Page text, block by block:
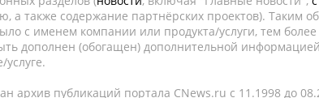
а также содержание партнёрских проектов). Таким
с именем компании или продукта/услуги, тем
дополнен (обогащен) дополнительной
услуге.
архив публикаций портала CNews.ru c 11.1998 до